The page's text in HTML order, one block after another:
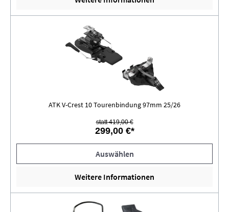
ATK V-Crest 10 Tourenbindung 97mm 25/26
statt 419,00 €
299,00 €*
Auswählen
Weitere Informationen